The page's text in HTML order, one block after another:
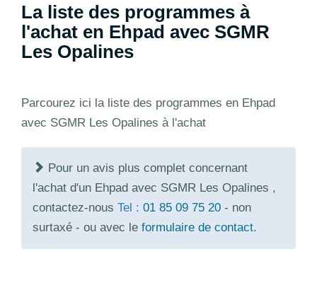
La liste des programmes à
l'achat en Ehpad avec SGMR
Les Opalines
Parcourez ici la liste des programmes en Ehpad
avec SGMR Les Opalines à l'achat
Pour un avis plus complet concernant
l'achat d'un Ehpad avec SGMR Les Opalines ,
contactez-nous Tel : 01 85 09 75 20 - non
surtaxé - ou avec le formulaire de contact.